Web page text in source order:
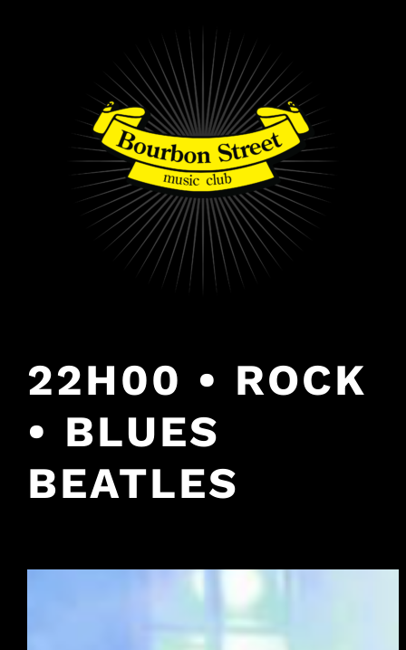
22H00 • ROCK
• BLUES
BEATLES